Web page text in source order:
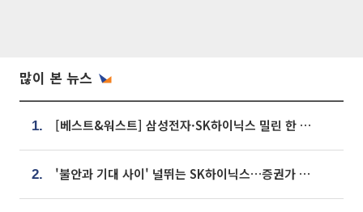
많이 본 뉴스
1. [베스트&워스트] 삼성전자·SK하이닉스 밀린 한 주…상상인증권은 85% 급등
2. '불안과 기대 사이' 널뛰는 SK하이닉스…증권가 "HBM4·LTA 기반 펀터멘털 견고"